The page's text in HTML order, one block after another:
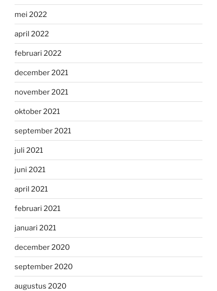
mei 2022
april 2022
februari 2022
december 2021
november 2021
oktober 2021
september 2021
juli 2021
juni 2021
april 2021
februari 2021
januari 2021
december 2020
september 2020
augustus 2020